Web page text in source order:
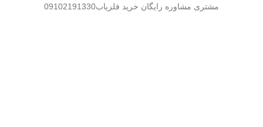
مشتری مشاوره رایگان خرید فلزیاب09102191330